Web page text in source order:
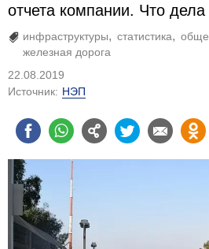
отчета компании. Что дела
инфраструктуры статистика
железная дорога
22.08.2019
Источник: НЭП